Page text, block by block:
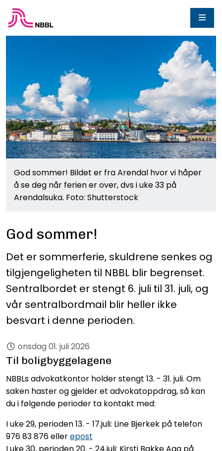
God sommer! Bildet er fra Arendal hvor vi håper
å se deg når ferien er over, dvs i uke 33 på
Arendalsuka. Foto: Shutterstock
God sommer!
Det er sommerferie, skuldrene senkes og
tilgjengeligheten til NBBL blir begrenset.
Sentralbordet er stengt 6. juli til 31. juli, og
vår sentralbordmail blir heller ikke
besvart i denne perioden.
onsdag 01. juli 2026
Til boligbyggelagene
NBBLs advokatkontor holder stengt 13. - 31. juli. Om
saken haster og gjelder et advokatoppdrag, så kan
du i følgende perioder ta kontakt med:
I uke 29, perioden 13. - 17.juli: Line Bjerkek på telefon
976 83 876 ellerepost